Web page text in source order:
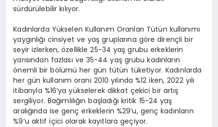
sürdürülebilir kılıyor.
Kadınlarda Yükselen Kullanım Oranları Tütün kullanımı
yaygınlığı cinsiyet ve yaş gruplarına göre dirençli bir
seyir izlerken, özellikle 25-34 yaş grubu erkeklerin
yarısından fazlası ve 35-44 yaş grubu kadınların
önemli bir bölümü her gün tütün tüketiyor. Kadınlarda
her gün kullanım oranı 2010 yılında %12 iken, 2022 yılı
itibarıyla %16’ya yükselerek dikkat çekici bir artış
sergiliyor. Bağımlılığın başladığı kritik 15-24 yaş
aralığında ise genç erkeklerin %29’u, genç kadınların
%9’u aktif içici olarak kayıtlara geçiyor.